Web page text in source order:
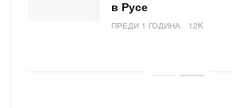
в Русе
ПРЕДИ 1 ГОДИНА 12K